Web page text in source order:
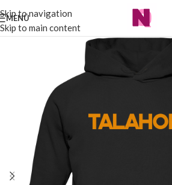
Skip to navigation
Skip to main content
MENÜ